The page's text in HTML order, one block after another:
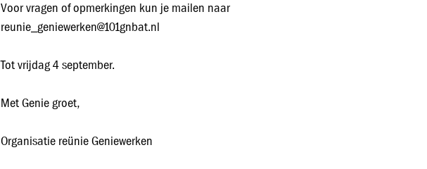
Voor vragen of opmerkingen kun je mailen naar
reunie_geniewerken@101gnbat.nl
Tot vrijdag 4 september.
Met Genie groet,
Organisatie reünie Geniewerken